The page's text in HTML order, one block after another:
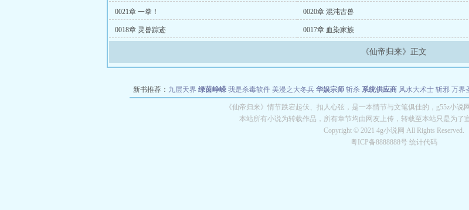
0021章 一拳！ 0020章 混沌古兽
0018章 灵兽踪迹 0017章 血染家族
《仙帝归来》正文
新书推荐： 九层天界 绿茵峥嵘 我是杀毒软件 美漫之大冬兵 华娱宗师 斩杀 系统供应商 风水大术士 斩邪 万界
教练万岁 都市全能巨星 绝对交易 全职武神 位面复制大师 华娱特效大亨 原始大厨王
长别打脸
《仙帝归来》情节跌宕起伏、扣人心弦，是一本情节与文笔俱佳的，g55z小说
本站所有小说为转载作品，所有章节均由网友上传，转载至本站只是为了
Copyright © 2021 4g小说网 All Rights Reserved.
粤ICP备8888888号 统计代码